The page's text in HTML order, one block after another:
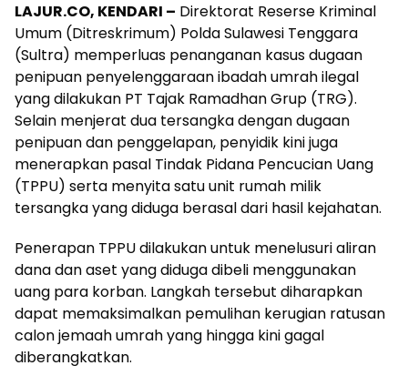
LAJUR.CO, KENDARI – Direktorat Reserse Kriminal
Umum (Ditreskrimum) Polda Sulawesi Tenggara
(Sultra) memperluas penanganan kasus dugaan
penipuan penyelenggaraan ibadah umrah ilegal
yang dilakukan PT Tajak Ramadhan Grup (TRG).
Selain menjerat dua tersangka dengan dugaan
penipuan dan penggelapan, penyidik kini juga
menerapkan pasal Tindak Pidana Pencucian Uang
(TPPU) serta menyita satu unit rumah milik
tersangka yang diduga berasal dari hasil kejahatan.
Penerapan TPPU dilakukan untuk menelusuri aliran
dana dan aset yang diduga dibeli menggunakan
uang para korban. Langkah tersebut diharapkan
dapat memaksimalkan pemulihan kerugian ratusan
calon jemaah umrah yang hingga kini gagal
diberangkatkan.